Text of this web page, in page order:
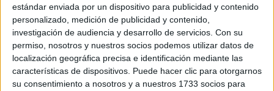
estándar enviada por un dispositivo para publicidad y contenido
personalizado, medición de publicidad y contenido,
investigación de audiencia y desarrollo de servicios. Con su
permiso, nosotros y nuestros socios podemos utilizar datos de
localización geográfica precisa e identificación mediante las
características de dispositivos. Puede hacer clic para otorgarnos
su consentimiento a nosotros y a nuestros 1733 socios para
Accedé a los beneficios para suscriptores
Contenidos exclusivos